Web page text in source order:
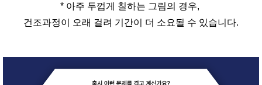
* 아주 두껍게 칠하는 그림의 경우,
건조과정이 오래 걸려 기간이 더 소요될 수 있습니다.